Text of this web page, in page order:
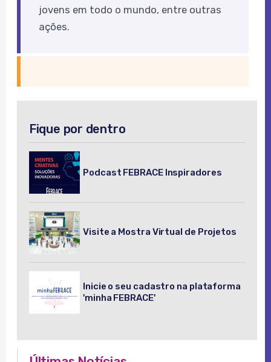
jovens em todo o mundo, entre outras
ações.
Fique por dentro
Podcast FEBRACE Inspiradores
Visite a Mostra Virtual de Projetos
Inicie o seu cadastro na plataforma
'minha FEBRACE'